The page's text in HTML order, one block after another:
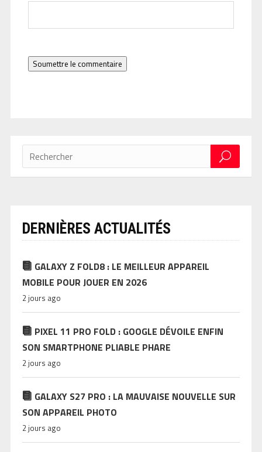
Soumettre le commentaire
DERNIÈRES ACTUALITÉS
GALAXY Z FOLD8 : LE MEILLEUR APPAREIL
MOBILE POUR JOUER EN 2026
2 jours ago
PIXEL 11 PRO FOLD : GOOGLE DÉVOILE ENFIN
SON SMARTPHONE PLIABLE PHARE
2 jours ago
GALAXY S27 PRO : LA MAUVAISE NOUVELLE SUR
SON APPAREIL PHOTO
2 jours ago